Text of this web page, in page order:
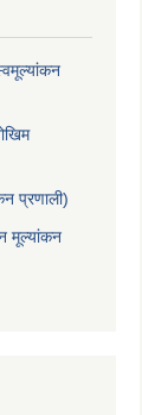
प्रणाली)
मूल्यांकन